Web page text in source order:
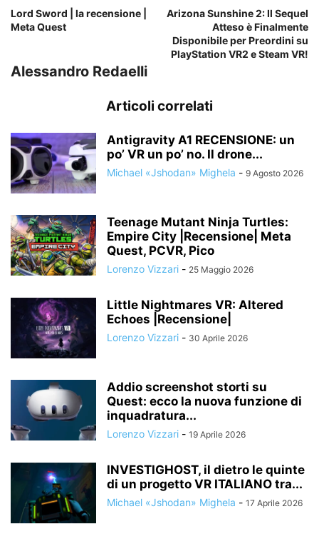
Lord Sword | la recensione |
Meta Quest
Arizona Sunshine 2: Il Sequel
Atteso è Finalmente
Disponibile per Preordini su
PlayStation VR2 e Steam VR!
Alessandro Redaelli
Articoli correlati
Antigravity A1 RECENSIONE: un
po’ VR un po’ no. Il drone...
Michael «Jshodan» Mighela - 9 Agosto 2026
Teenage Mutant Ninja Turtles:
Empire City |Recensione| Meta
Quest, PCVR, Pico
Lorenzo Vizzari - 25 Maggio 2026
Little Nightmares VR: Altered
Echoes |Recensione|
Lorenzo Vizzari - 30 Aprile 2026
Addio screenshot storti su
Quest: ecco la nuova funzione di
inquadratura...
Lorenzo Vizzari - 19 Aprile 2026
INVESTIGHOST, il dietro le quinte
di un progetto VR ITALIANO tra...
Michael «Jshodan» Mighela - 17 Aprile 2026